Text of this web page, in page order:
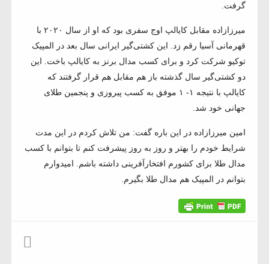
گرفت.
میرزازاده مقابل کایالپ اوج سفری بود که او از سال ۲۰۲۰ با
قهرمانی آسیا رقم زد. این کشتی‌گیر ایرانی سال بعد در المپیک
توکیو شرکت کرد و برای کسب مدال برنز به کایالپ باخت. این
دو کشتی‌گیر سال گذشته باز هم مقابل هم قرار گرفتند که
کایالپ با نتیجه ۱- ۱ موفق به کسب پیروزی و پنجمین طلای
جهانی خود شد.
امین میرزازاده در این باره گفت: من تلاش کردم در این مدت
شرایط خودم را بهتر و روز به روز پیشرفت کنم تا بتوانم با کسب
مدال طلا برای کشورم افتخارآفرینی داشته باشم. امیدوارم
بتوانم در المپیک هم مدال طلا بگیرم.